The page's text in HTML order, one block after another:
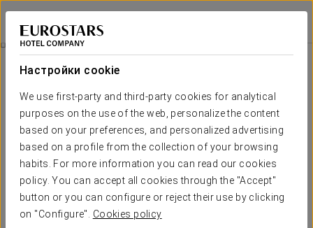
Настройки cookie
We use first-party and third-party cookies for analytical
purposes on the use of the web, personalize the content
based on your preferences, and personalized advertising
based on a profile from the collection of your browsing
habits. For more information you can read our cookies
policy. You can accept all cookies through the "Accept"
button or you can configure or reject their use by clicking
on "Configure". Cookies policy
Eurostars Centrale Palace
ПАЛЕРМО
Бизнес-Опыт
10€